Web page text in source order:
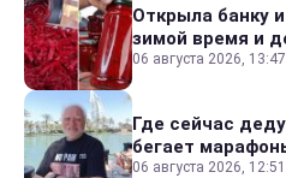
Открыла банку
зимой время и
06 августа 2026, 13:47
Где сейчас
бегает
06 августа 2026, 12:51